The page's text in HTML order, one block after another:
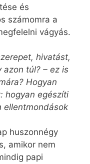
és
számomra a
vágyás.
hivatást,
azon túl? – ez is
Hogyan
hogyan egészíti
ellentmondások
huszonnégy
amikor nem
papi